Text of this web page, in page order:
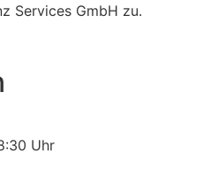
Services GmbH zu.
Uhr